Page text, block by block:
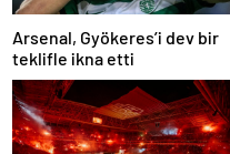
Arsenal, Gyökeres’i dev bir
teklifle ikna etti